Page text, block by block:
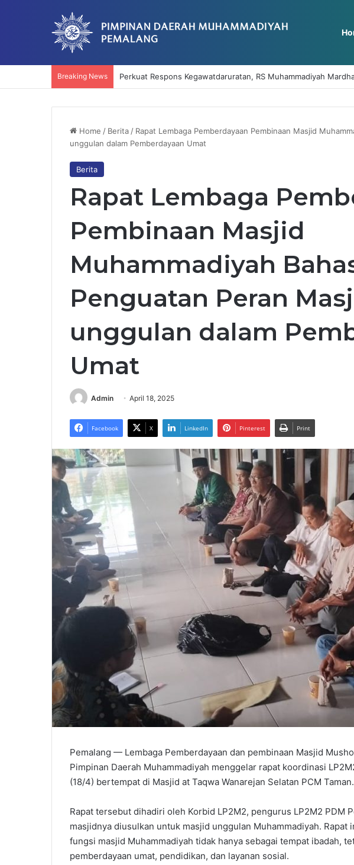
Breaking News Perkuat Respons Kegawatdaruratan, RS Muhammadiyah
Home / Berita / Rapat Lembaga Pemberdayaan Pembinaan Masjid
unggulan dalam Pemberdayaan Umat
Berita
Rapat Lembaga
Pembinaan Masjid
Muhammadiyah
Penguatan Peran
unggulan dalam
Umat
Admin April 18, 2025
Facebook X LinkedIn Pinterest Print
Pemalang — Lembaga Pemberdayaan dan pembinaan Masjid
Pimpinan Daerah Muhammadiyah menggelar rapat koordinasi
(18/4) bertempat di Masjid at Taqwa Wanarejan Selatan PCM Taman.
Rapat tersebut dihadiri oleh Korbid LP2M2, pengurus LP2M2 PDM
masjidnya diusulkan untuk masjid unggulan Muhammadiyah. Rapat
fungsi masjid Muhammadiyah tidak hanya sebagai tempat ibadah,
pemberdayaan umat, pendidikan, dan layanan sosial.